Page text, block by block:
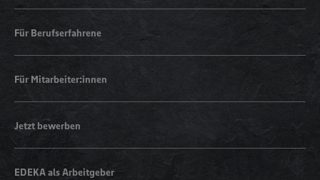
Für Berufserfahrene
Für Mitarbeiter:innen
Jetzt bewerben
EDEKA als Arbeitgeber